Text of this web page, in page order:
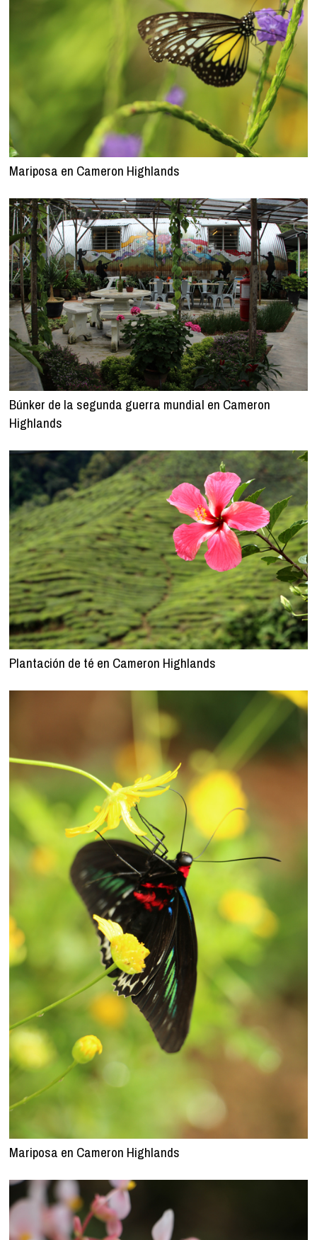
Mariposa en Cameron Highlands
Búnker de la segunda guerra mundial en Cameron
Highlands
Plantación de té en Cameron Highlands
Mariposa en Cameron Highlands